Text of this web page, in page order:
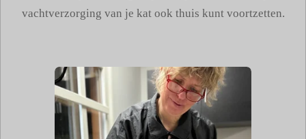
vachtverzorging van je kat ook thuis kunt voortzetten.